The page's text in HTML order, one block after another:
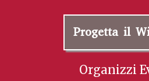
Progetta il
Organizzi